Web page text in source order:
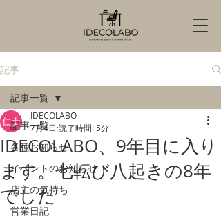
記事
記事一覧
各種お知らせ
イベントのお知らせ
店主の気持ち
営業日記
記事一覧
IDECOLABO、9年目に入り
ます。七転び八起きの8年
でした
IDECOLABO
7月4日 読了時間: 5分